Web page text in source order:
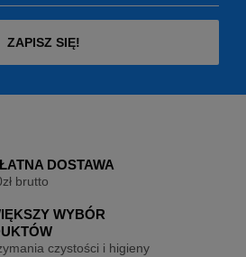
ZAPISZ SIĘ!
DOSTAWA
brutto
WYBÓR
czystości i higieny